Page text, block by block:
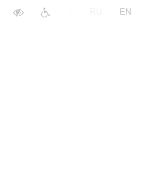
EN